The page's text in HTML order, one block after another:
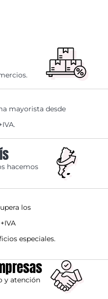
mayorista desde
hacemos
los
+IVA
especiales.
y atención